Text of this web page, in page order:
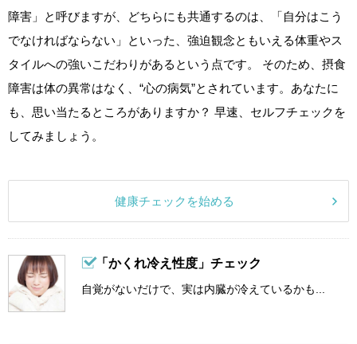
障害」と呼びますが、どちらにも共通するのは、「自分はこう
でなければならない」といった、強迫観念ともいえる体重やス
タイルへの強いこだわりがあるという点です。 そのため、摂食
障害は体の異常はなく、“心の病気”とされています。あなたに
も、思い当たるところがありますか？ 早速、セルフチェックを
してみましょう。
健康チェックを始める
「かくれ冷え性度」チェック
自覚がないだけで、実は内臓が冷えているかも...